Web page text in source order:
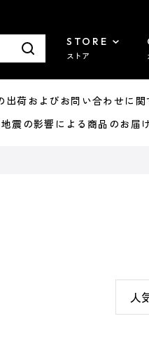
STORE
ストア
荷およびお問い合わせに関
の影響による商品のお届